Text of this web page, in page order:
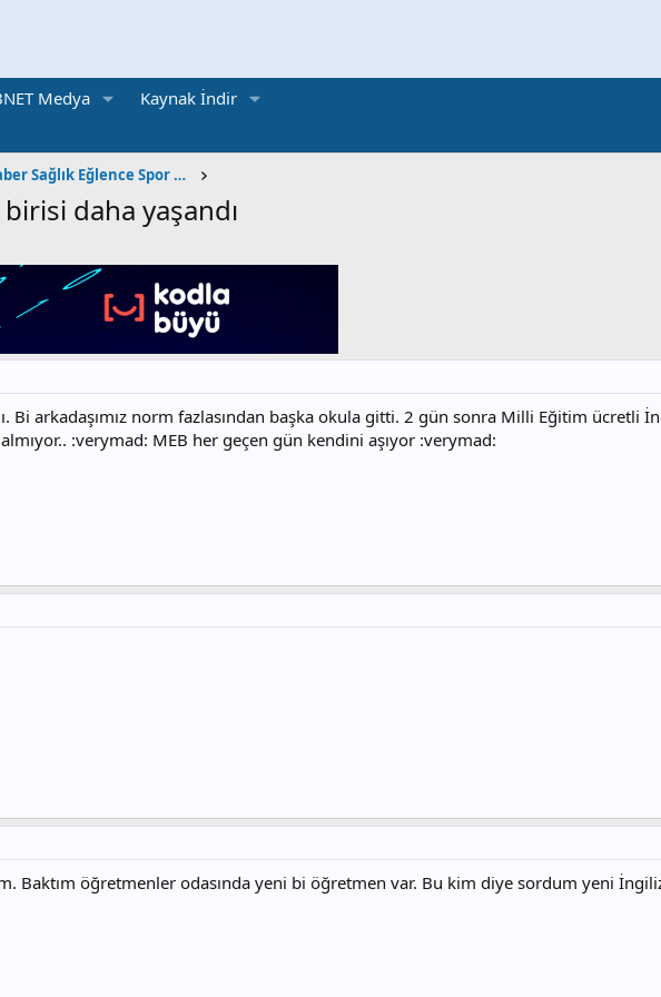
Medya Kaynak İndir
Sosyal Kültürel Haber Sağlık Eğlence Spor Otomobil
daha yaşandı
Bi arkadaşımız norm fazlasından başka okula gitti. 2 gün sonra Milli Eğitim ücretli
:verymad: MEB her geçen gün kendini aşıyor :verymad:
Baktım öğretmenler odasında yeni bi öğretmen var. Bu kim diye sordum yeni